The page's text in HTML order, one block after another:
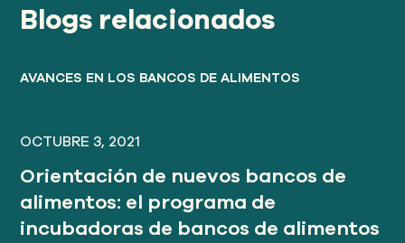
Blogs relacionados
AVANCES EN LOS BANCOS DE ALIMENTOS
OCTUBRE 3, 2021
Orientación de nuevos bancos de
alimentos: el programa de
incubadoras de bancos de alimentos